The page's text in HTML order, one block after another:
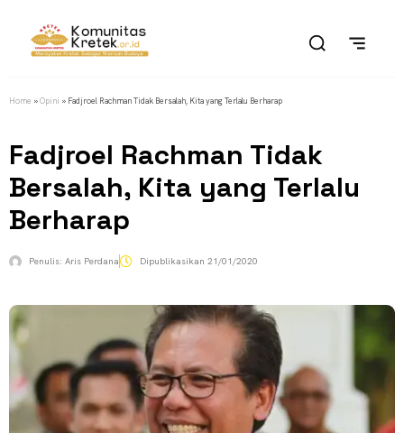
Home »Opini » Fadjroel Rachman Tidak Bersalah, Kita yang Terlalu Berharap
Fadjroel Rachman Tidak
Bersalah, Kita yang Terlalu
Berharap
Penulis: Aris Perdana Dipublikasikan 21/01/2020